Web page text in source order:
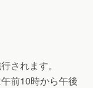
されます。
前10時から午後